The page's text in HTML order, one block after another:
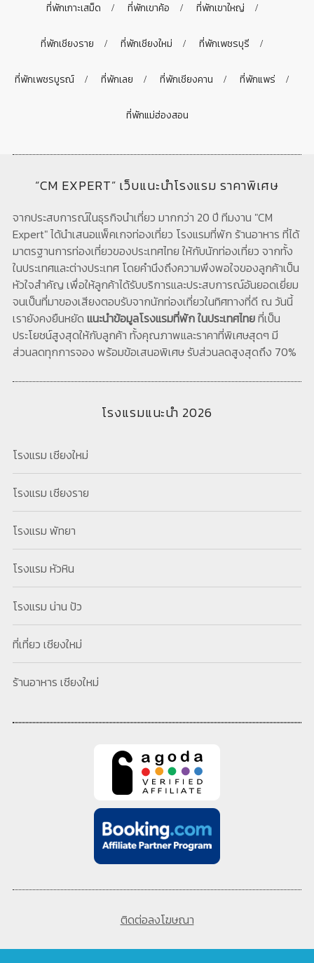
ที่พักเกาะเสม็ด ที่พักเขาค้อ ที่พักเขาใหญ่
ที่พักเชียงราย ที่พักเชียงใหม่ ที่พักเพชรบุรี
ที่พักเพชรบูรณ์ ที่พักเลย ที่พักเชียงคาน ที่พักแพร่
ที่พักแม่ฮ่องสอน
“CM EXPERT” เว็บแนะนำโรงแรม ราคาพิเศษ
จากประสบการณ์ในธุรกิจนำเที่ยว มากกว่า 20 ปี ทีมงาน "CM
Expert" ได้นำเสนอแพ็คเกจท่องเที่ยว โรงแรมที่พัก ร้านอาหาร ที่ได้
มาตรฐานการท่องเที่ยวของประเทศไทย ให้กับนักท่องเที่ยว จากทั้ง
ในประเทศและต่างประเทศ โดยคำนึงถึงความพึงพอใจของลูกค้าเป็น
หัวใจสำคัญ เพื่อให้ลูกค้าได้รับบริการและประสบการณ์อันยอดเยี่ยม
จนเป็นที่มาของเสียงตอบรับจากนักท่องเที่ยวในทิศทางที่ดี ณ วันนี้
เรายังคงยืนหยัด แนะนำข้อมูลโรงแรมที่พัก ในประเทศไทยที่เป็น
ประโยชน์สูงสุดให้กับลูกค้า ทั้งคุณภาพและราคาที่พิเศษสุดๆ มี
ส่วนลดทุกการจอง พร้อมข้อเสนอพิเศษ รับส่วนลดสูงสุดถึง 70%
โรงแรมแนะนำ 2026
โรงแรม เชียงใหม่
โรงแรม เชียงราย
โรงแรม พัทยา
โรงแรม หัวหิน
โรงแรม น่าน ปัว
ที่เที่ยว เชียงใหม่
ร้านอาหาร เชียงใหม่
ติดต่อลงโฆษณา